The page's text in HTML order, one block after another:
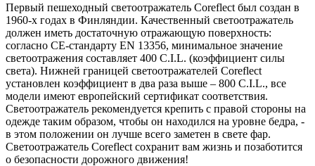
Первый пешеходный светоотражатель Coreflect был создан в
1960-х годах в Финляндии. Качественный светоотражатель
должен иметь достаточную отражающую поверхность:
согласно CE-стандарту EN 13356, минимальное значение
светоотражения составляет 400 C.I.L. (коэффициент силы
света). Нижней границей светоотражателей Coreflect
установлен коэффициент в два раза выше – 800 C.I.L., все
модели имеют европейский сертификат соответствия.
Светоотражатель рекомендуется крепить с правой стороны на
одежде таким образом, чтобы он находился на уровне бедра, -
в этом положении он лучше всего заметен в свете фар.
Светоотражатель Coreflect сохранит вам жизнь и позаботится
о безопасности дорожного движения!